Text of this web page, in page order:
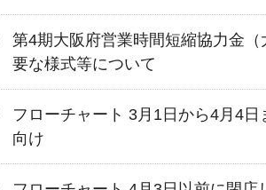
第4期大阪府営業時間短縮協力金
要な様式等について
フローチャート 3月1日から4月4
向け